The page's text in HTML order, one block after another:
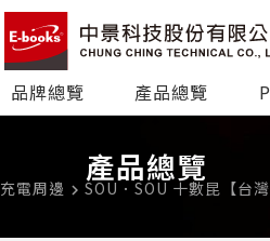
品牌總覽 產品總覽
產品總覽
充電周邊 navigate_next SOU．SOU 十數昆【台